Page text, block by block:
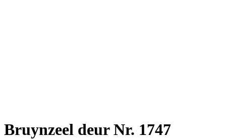
Bruynzeel deur Nr. 1747